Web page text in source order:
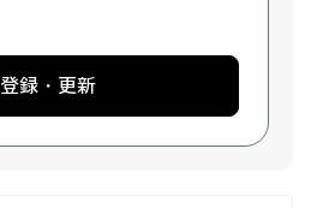
登録・更新